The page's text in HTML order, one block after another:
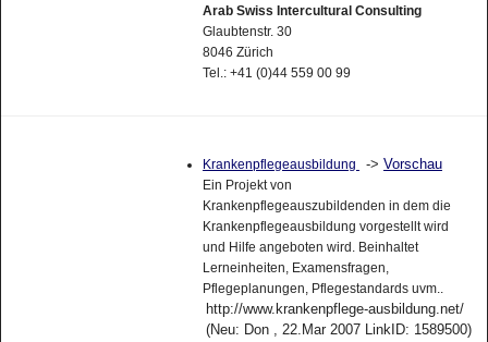
Arab Swiss Intercultural Consulting
Glaubtenstr. 30
8046 Zürich
Tel.: +41 (0)44 559 00 99
Krankenpflegeausbildung -> Vorschau
Ein Projekt von
Krankenpflegeauszubildenden in dem die
Krankenpflegeausbildung vorgestellt wird
und Hilfe angeboten wird. Beinhaltet
Lerneinheiten, Examensfragen,
Pflegeplanungen, Pflegestandards uvm..
http://www.krankenpflege-ausbildung.net/
(Neu: Don , 22.Mar 2007 LinkID: 1589500)